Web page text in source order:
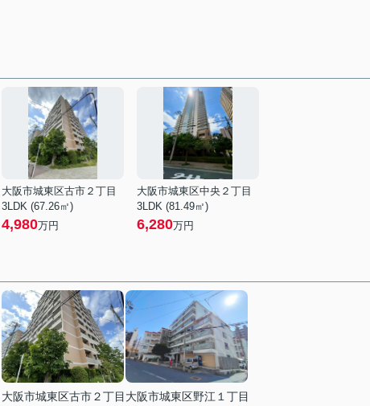
大阪市城東区古市２丁目
3LDK (67.26㎡)
4,980万円
大阪市城東区中央２丁目
3LDK (81.49㎡)
6,280万円
大阪市城東区古市２丁目 大阪市城東区野江１丁目